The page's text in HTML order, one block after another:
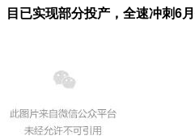
目已实现部分投产，全速冲刺6